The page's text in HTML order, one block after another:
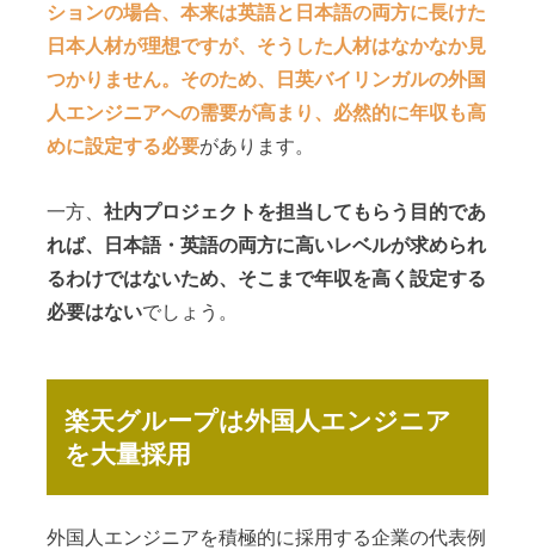
ションの場合、本来は英語と日本語の両方に長けた
日本人材が理想ですが、そうした人材はなかなか見
つかりません。そのため、日英バイリンガルの外国
人エンジニアへの需要が高まり、必然的に年収も高
めに設定する必要があります。
一方、 社内プロジェクトを担当してもらう目的であ
れば、日本語・英語の両方に高いレベルが求められ
るわけではないため、そこまで年収を高く設定する
必要はないでしょう。
楽天グループは外国人エンジニア
を大量採用
外国人エンジニアを積極的に採用する企業の代表例